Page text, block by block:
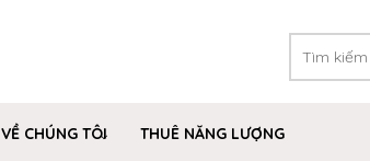
VỀ CHÚNG TÔI
THUÊ NĂNG LƯỢNG